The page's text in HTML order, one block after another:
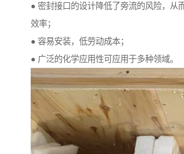
● 密封接口的设计降低了旁流的风险，从
效率；
● 容易安装，低劳动成本；
● 广泛的化学应用性可应用于多种领域。